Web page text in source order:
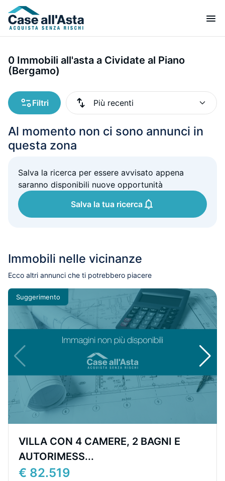
0 Immobili all'asta a Cividate al Piano
(Bergamo)
Filtri
Al momento non ci sono annunci in
questa zona
Salva la ricerca per essere avvisato appena
saranno disponibili nuove opportunità
Salva la tua ricerca
Immobili nelle vicinanze
Ecco altri annunci che ti potrebbero piacere
Suggerimento
VILLA CON 4 CAMERE, 2 BAGNI E
AUTORIMESS...
€ 82.519